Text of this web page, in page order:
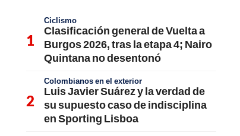
Ciclismo
Clasificación general de Vuelta a
Burgos 2026, tras la etapa 4; Nairo
Quintana no desentonó
Colombianos en el exterior
Luis Javier Suárez y la verdad de
su supuesto caso de indisciplina
en Sporting Lisboa